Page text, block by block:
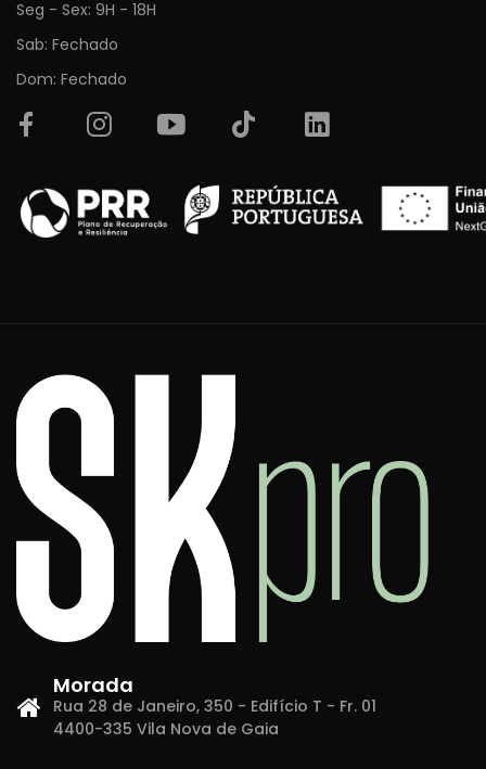
Seg - Sex: 9H - 18H
Sab: Fechado
Dom: Fechado
Morada
Rua 28 de Janeiro, 350 - Edifício T - Fr. 01
4400-335 Vila Nova de Gaia